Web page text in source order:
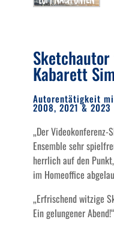
Kabarett
Autorentätigkeit
2008, 2021 & 2023
„Der
Ensemble sehr
herrlich auf den
im Homeoffice
„Erfrischend witzige
Ein gelungener